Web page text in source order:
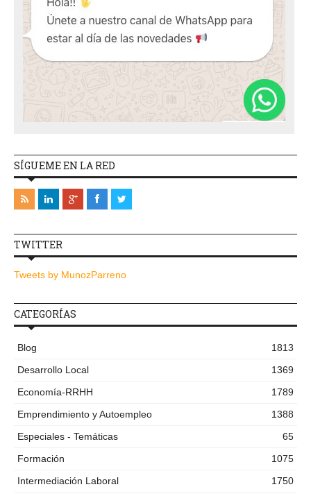
SÍGUEME EN LA RED
TWITTER
Tweets by MunozParreno
CATEGORÍAS
Blog
1813
Desarrollo Local
1369
Economía-RRHH
1789
Emprendimiento y Autoempleo
1388
Especiales - Temáticas
65
Formación
1075
Intermediación Laboral
1750